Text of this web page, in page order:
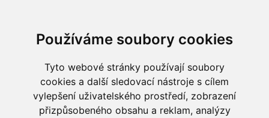
Používáme soubory cookies
Tyto webové stránky používají soubory
cookies a další sledovací nástroje s cílem
vylepšení uživatelského prostředí, zobrazení
přizpůsobeného obsahu a reklam, analýzy